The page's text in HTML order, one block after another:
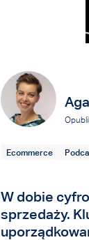
Ecommerce
W dobie
sprzedaży.